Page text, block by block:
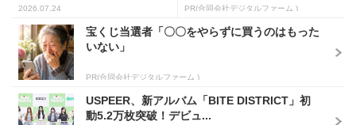
2026.07.24 PR(合同会社デジタルファーム )
宝くじ当選者「〇〇をやらずに買うのはもった
いない」
PR(合同会社デジタルファーム )
USPEER、新アルバム「BITE DISTRICT」初
動5.2万枚突破！デビュ...